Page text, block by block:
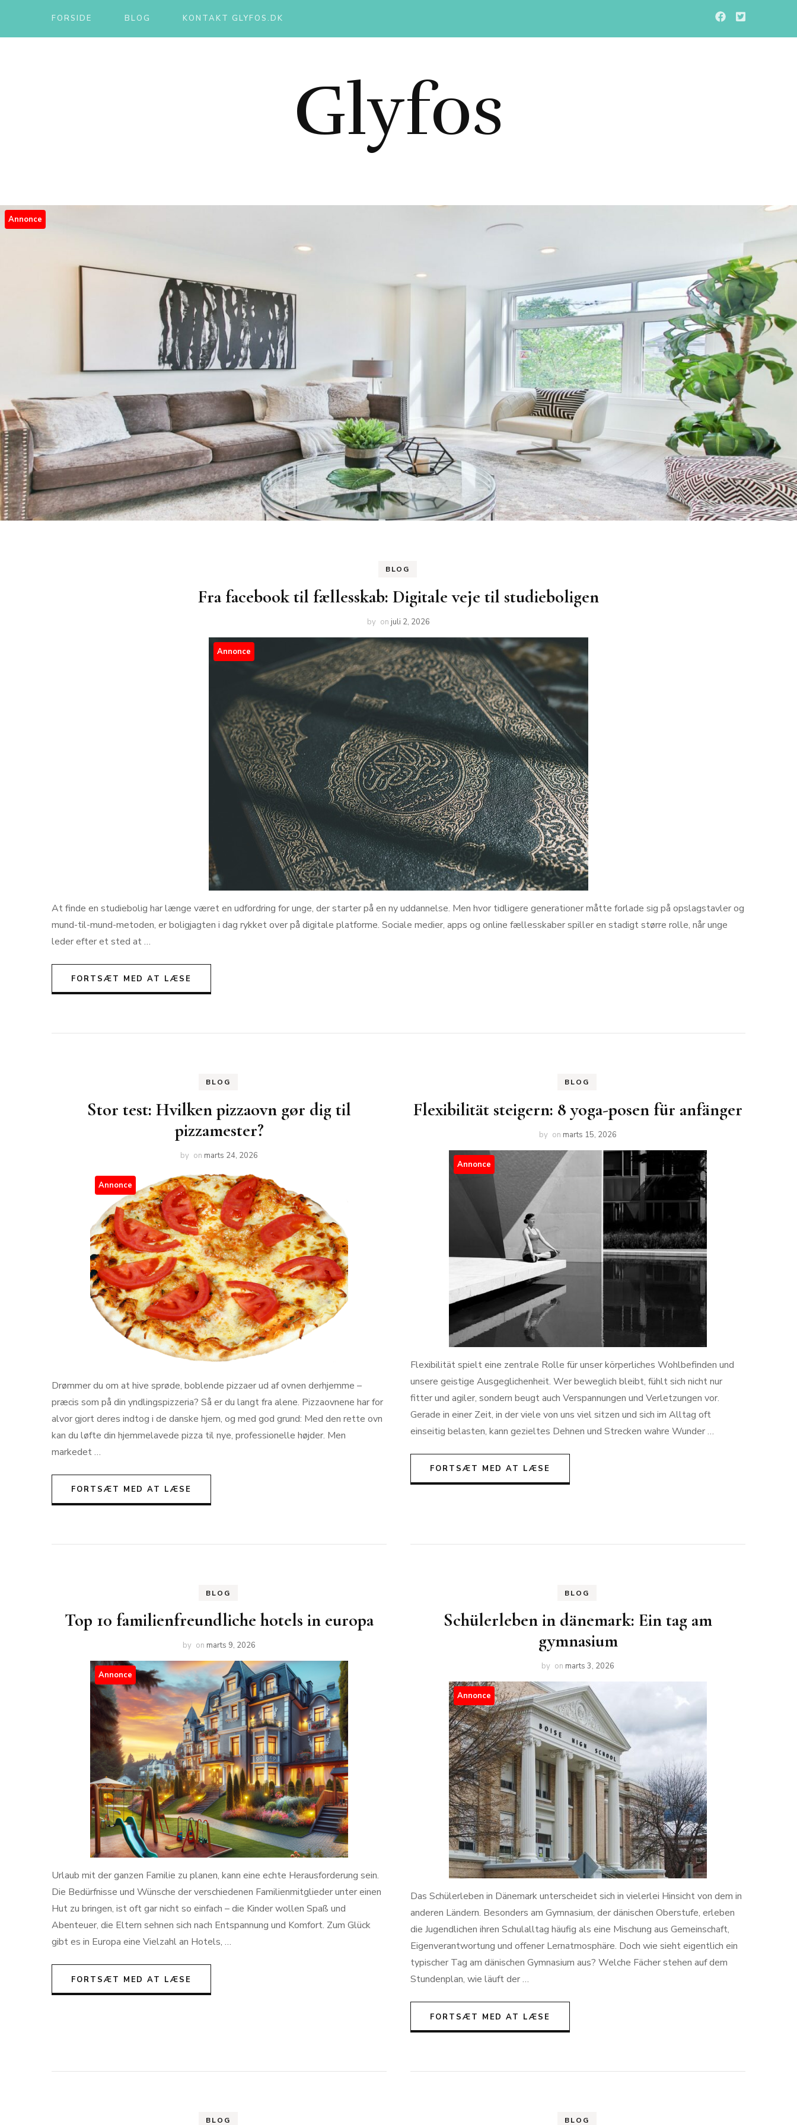
FORSIDE BLOG KONTAKT GLYFOS.DK
Glyfos
Annonce
BLOG
Fra facebook til fællesskab: Digitale veje til studieboligen
by on juli 2, 2026
Annonce
At finde en studiebolig har længe været en udfordring for unge, der starter på en ny uddannelse. Men hvor tidligere generationer måtte forlade sig på opslagstavler og
mund-til-mund-metoden, er boligjagten i dag rykket over på digitale platforme. Sociale medier, apps og online fællesskaber spiller en stadigt større rolle, når unge
leder efter et sted at …
FORTSÆT MED AT LÆSE
BLOG
Stor test: Hvilken pizzaovn gør dig til
pizzamester?
by on marts 24, 2026
Annonce
Drømmer du om at hive sprøde, boblende pizzaer ud af ovnen derhjemme –
præcis som på din yndlingspizzeria? Så er du langt fra alene. Pizzaovnene har for
alvor gjort deres indtog i de danske hjem, og med god grund: Med den rette ovn
kan du løfte din hjemmelavede pizza til nye, professionelle højder. Men
markedet …
FORTSÆT MED AT LÆSE
BLOG
Flexibilität steigern: 8 yoga-posen für anfänger
by on marts 15, 2026
Annonce
Flexibilität spielt eine zentrale Rolle für unser körperliches Wohlbefinden und
unsere geistige Ausgeglichenheit. Wer beweglich bleibt, fühlt sich nicht nur
fitter und agiler, sondern beugt auch Verspannungen und Verletzungen vor.
Gerade in einer Zeit, in der viele von uns viel sitzen und sich im Alltag oft
einseitig belasten, kann gezieltes Dehnen und Strecken wahre Wunder …
FORTSÆT MED AT LÆSE
BLOG
Top 10 familienfreundliche hotels in europa
by on marts 9, 2026
Annonce
Urlaub mit der ganzen Familie zu planen, kann eine echte Herausforderung sein.
Die Bedürfnisse und Wünsche der verschiedenen Familienmitglieder unter einen
Hut zu bringen, ist oft gar nicht so einfach – die Kinder wollen Spaß und
Abenteuer, die Eltern sehnen sich nach Entspannung und Komfort. Zum Glück
gibt es in Europa eine Vielzahl an Hotels, …
FORTSÆT MED AT LÆSE
BLOG
Schülerleben in dänemark: Ein tag am
gymnasium
by on marts 3, 2026
Annonce
Das Schülerleben in Dänemark unterscheidet sich in vielerlei Hinsicht von dem in
anderen Ländern. Besonders am Gymnasium, der dänischen Oberstufe, erleben
die Jugendlichen ihren Schulalltag häufig als eine Mischung aus Gemeinschaft,
Eigenverantwortung und offener Lernatmosphäre. Doch wie sieht eigentlich ein
typischer Tag am dänischen Gymnasium aus? Welche Fächer stehen auf dem
Stundenplan, wie läuft der …
FORTSÆT MED AT LÆSE
BLOG BLOG